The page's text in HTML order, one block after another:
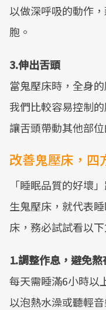
以做深呼吸的動作
胞。
3.伸出舌頭
當鬼壓床時，全身
我們比較容易控制
讓舌頭帶動其他部
改善鬼壓床，四
「睡眠品質的好壞
生鬼壓床，就代表
床，務必試試看以下
1.調整作息，避免熬
每天需睡滿6小時以
以泡熱水澡或聽輕